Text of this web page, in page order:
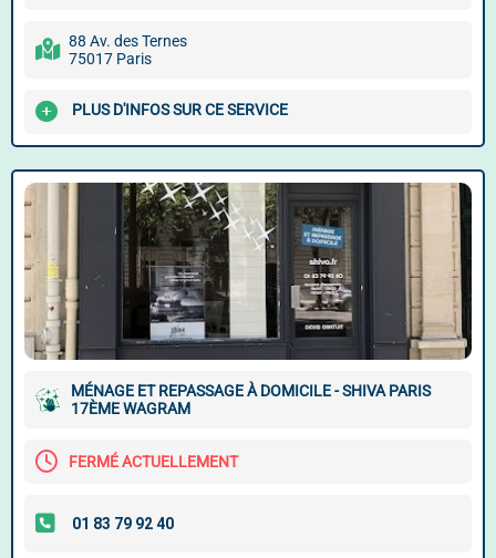
88 Av. des Ternes
75017 Paris
PLUS D'INFOS SUR CE SERVICE
MÉNAGE ET REPASSAGE À DOMICILE - SHIVA PARIS
17ÈME WAGRAM
FERMÉ ACTUELLEMENT